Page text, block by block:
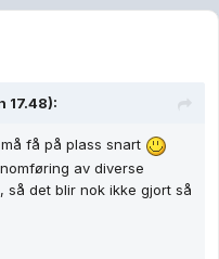
17.48):
få på plass snart
av diverse
så det blir nok ikke gjort så